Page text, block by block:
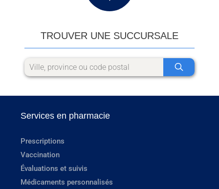
TROUVER UNE SUCCURSALE
Services en pharmacie
Prescriptions
Vaccination
Évaluations et suivis
Médicaments personnalisés